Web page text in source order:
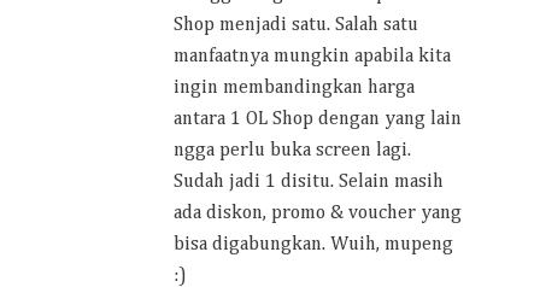
Shop menjadi satu. Salah satu
manfaatnya mungkin apabila kita
ingin membandingkan harga
antara 1 OL Shop dengan yang lain
ngga perlu buka screen lagi.
Sudah jadi 1 disitu. Selain masih
ada diskon, promo & voucher yang
bisa digabungkan. Wuih, mupeng
:)